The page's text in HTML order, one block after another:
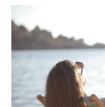
О
Metro